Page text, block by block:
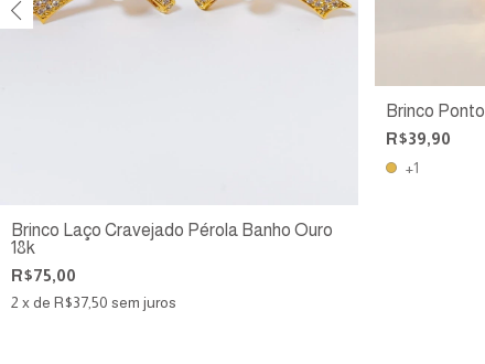
Brinco Laço Cravejado Pérola Banho Ouro
18k
R$75,00
2 x de R$37,50 sem juros
Brinco
R$39,90
+1